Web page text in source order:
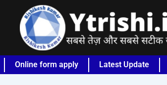
Online form apply Latest Update